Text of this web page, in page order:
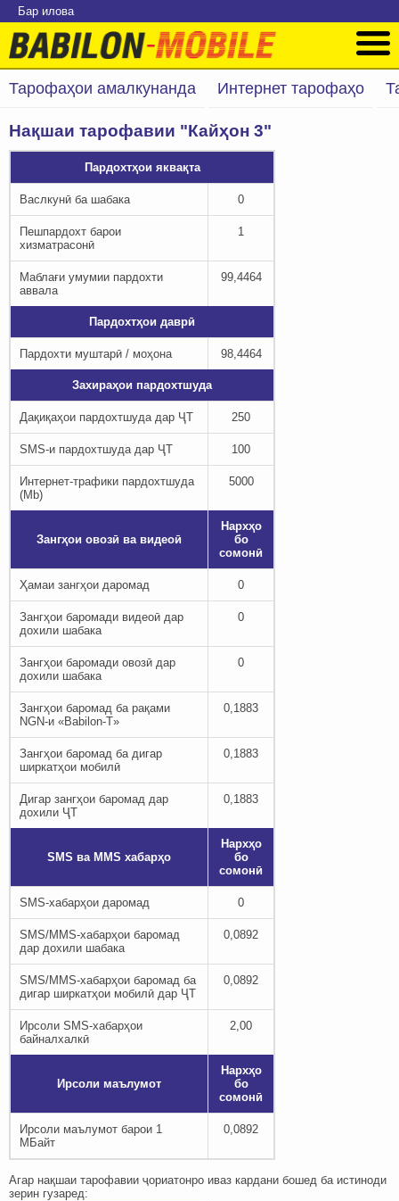
Бар илова
Тарофаҳои амалкунанда Интернет тарофаҳо
Нақшаи тарофавии "Кайҳон 3"
Пардохтҳои яквақта
Васлкунӣ ба шабака 0
Пешпардохт барои
хизматрасонӣ
1
Маблағи умумии пардохти
аввала
99,4464
Пардохтҳои даврӣ
Пардохти муштарӣ / моҳона 98,4464
Захираҳои пардохтшуда
Дақиқаҳои пардохтшуда дар ҶТ 250
SMS-и пардохтшуда дар ҶТ 100
Интернет-трафики пардохтшуда
(Mb)
5000
Зангҳои овозӣ ва видеоӣ
Нархҳо
бо
сомонӣ
Ҳамаи зангҳои даромад 0
Зангҳои баромади видеоӣ дар
дохили шабака
0
Зангҳои баромади овозӣ дар
дохили шабака
0
Зангҳои баромад ба рақами
NGN-и «Babilon-T»
0,1883
Зангҳои баромад ба дигар
ширкатҳои мобилӣ
0,1883
Дигар зангҳои баромад дар
дохили ҶТ
0,1883
SMS ва MMS хабарҳо
Нархҳо
бо
сомонӣ
SMS-хабарҳои даромад 0
SMS/MMS-хабарҳои баромад
дар дохили шабака
0,0892
SMS/MMS-хабарҳои баромад ба
дигар ширкатҳои мобилӣ дар ҶТ
0,0892
Ирсоли SMS-хабарҳои
байналхалкӣ
2,00
Ирсоли маълумот
Нархҳо
бо
сомонӣ
Ирсоли маълумот барои 1
МБайт
0,0892
Агар нақшаи тарофавии ҷориатонро иваз кардани бошед ба истиноди
зерин гузаред: